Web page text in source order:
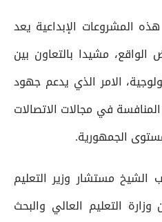
المشروعات الإبداعية يعد
مشيدا بالتعاون بين
الامر الذي يدعم جهود
في مجالات الاتصالات
الجمهورية.
الشيخ مستشار وزير التعليم
التعليم العالي والبحث